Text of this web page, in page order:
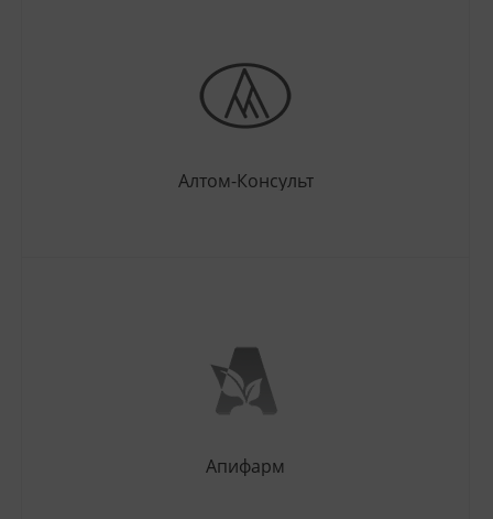
Алтом-Консульт
Апифарм